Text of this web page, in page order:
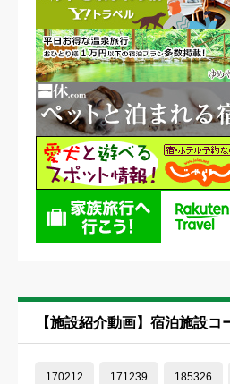
【施設紹介動画】宿泊施設コ
170212 171239 185326